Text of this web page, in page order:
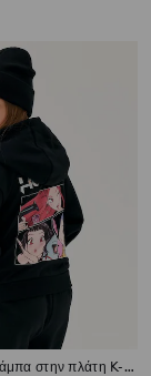
Μπλούζα με στάμπα στην πλάτη K-Pop Demon Hunters